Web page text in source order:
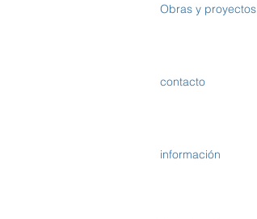
Obras y proyectos
contacto
información